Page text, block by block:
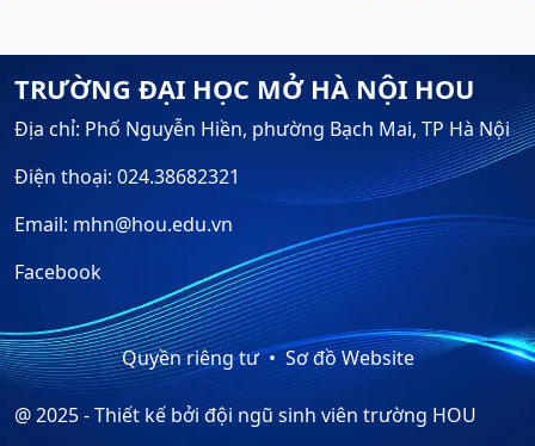
TRƯỜNG ĐẠI HỌC MỞ HÀ NỘI HOU
Địa chỉ: Phố Nguyễn Hiền, phường Bạch Mai, TP Hà Nội
Điện thoại: 024.38682321
Email: mhn@hou.edu.vn
Facebook
Quyền riêng tư Sơ đồ Website
@ 2025 - Thiết kế bởi đội ngũ sinh viên trường HOU